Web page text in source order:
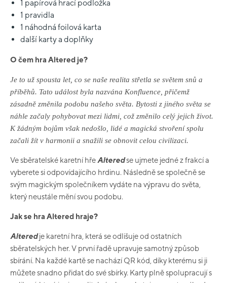
1 papírová hrací podložka
1 pravidla
1 náhodná foilová karta
další karty a doplňky
O čem hra Altered je?
Je to už spousta let, co se naše realita střetla se světem snů a
příběhů. Tato událost byla nazvána Konfluence, přičemž
zásadně změnila podobu našeho světa. Bytosti z jiného světa se
náhle začaly pohybovat mezi lidmi, což změnilo celý jejich život.
K žádným bojům však nedošlo, lidé a magická stvoření spolu
začali žít v harmonii a snažili se obnovit celou civilizaci.
Ve sběratelské karetní hře Alteredse ujmete jedné z frakcí a
vyberete si odpovídajícího hrdinu. Následně se společně se
svým magickým společníkem vydáte na výpravu do světa,
který neustále mění svou podobu.
Jak se hra Altered hraje?
Alteredje karetní hra, která se odlišuje od ostatních
sběratelských her. V první řadě upravuje samotný způsob
sbírání. Na každé kartě se nachází QR kód, díky kterému si ji
můžete snadno přidat do své sbírky. Karty plně spolupracují s